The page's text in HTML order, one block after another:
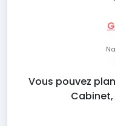
Vous pouvez
Cabinet,